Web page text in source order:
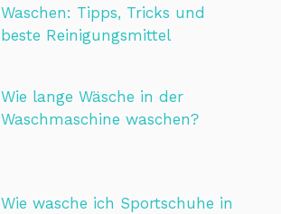
Waschen: Tipps, Tricks und
beste Reinigungsmittel
Wie lange Wäsche in der
Waschmaschine waschen?
Wie wasche ich Sportschuhe in